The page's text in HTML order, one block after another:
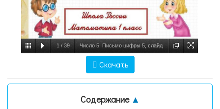
1 / 39 Число 5. Письмо цифры 5, слайд
Скачать
Содержание ▲